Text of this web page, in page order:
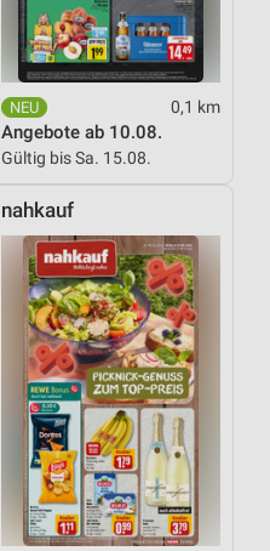
0,1 km
Angebote ab 10.08.
Gültig bis Sa. 15.08.
nahkauf